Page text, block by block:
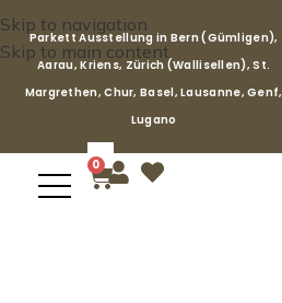
Skip to navigation
Skip to main content
Parkett Ausstellung in Bern (Gümligen),
Aarau, Kriens, Zürich (Wallisellen), St.
Margrethen, Chur, Basel, Lausanne, Genf,
Lugano
0